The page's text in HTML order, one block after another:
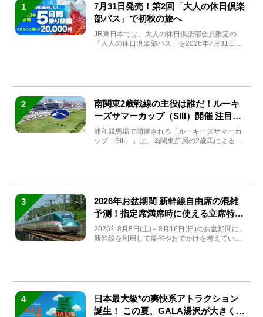
1
7月31日発売！第2回「大人の休日倶楽
部パス」で初秋の旅へ
JR東日本では、大人の休日倶楽部会員限定の
「大人の休日倶楽部パス」を2026年7月31日
2
南関東2歳戦線の主役は誰だ！ルーキ
ーズサマーカップ（SIII）開催 注目馬
と見どころをチェック
浦和競馬場で開催される「ルーキーズサマーカ
ップ（SIII）」は、南関東所属の2歳馬による注
3
2026年お盆期間 新幹線自由席の混雑
予測！指定席満席時に使える立席特急
券も解説
2026年8月8日(土)～8月16日(日)のお盆期間に、
新幹線を利用して帰省やおでかけを考えている
4
日本最大級*の爽快系アトラクション
誕生！ この夏、GALA湯沢が大きく生